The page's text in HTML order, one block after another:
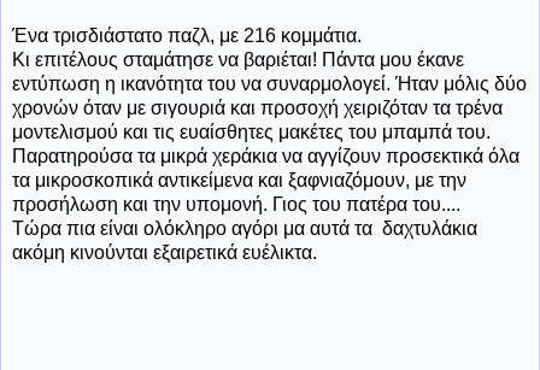
Ένα τρισδιάστατο παζλ, με 216 κομμάτια.
Κι επιτέλους σταμάτησε να βαριέται! Πάντα μου έκανε
εντύπωση η ικανότητα του να συναρμολογεί. Ήταν μόλις δύο
χρονών όταν με σιγουριά και προσοχή χειριζόταν τα τρένα
μοντελισμού και τις ευαίσθητες μακέτες του μπαμπά του.
Παρατηρούσα τα μικρά χεράκια να αγγίζουν προσεκτικά όλα
τα μικροσκοπικά αντικείμενα και ξαφνιαζόμουν, με την
προσήλωση και την υπομονή. Γιος του πατέρα του....
Τώρα πια είναι ολόκληρο αγόρι μα αυτά τα δαχτυλάκια
ακόμη κινούνται εξαιρετικά ευέλικτα.